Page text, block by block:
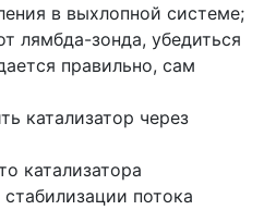
в выхлопной системе;
лямбда-зонда, убедиться
правильно, сам
катализатор через
катализатора
потока